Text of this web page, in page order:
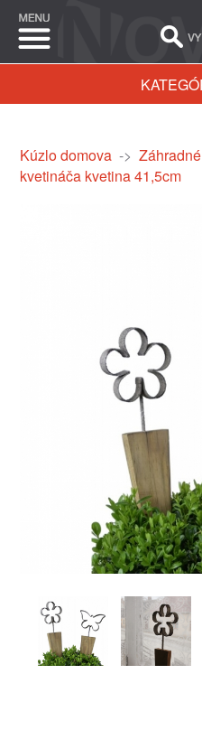
Kúzlo domova->
kvetináča kvetina 41,5cm